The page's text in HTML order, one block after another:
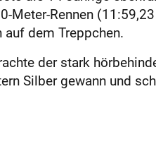
Rennen
dem Treppchen.
der stark
Silber gewann und